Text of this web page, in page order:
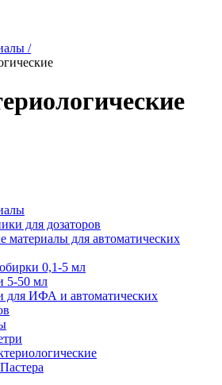
/
для дозаторов
материалы для автоматических
0,1-5 мл
5-50 мл
для ИФА и автоматических